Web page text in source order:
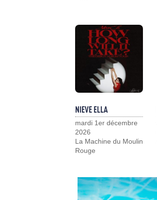
NIEVE ELLA
mardi 1er décembre
2026
La Machine du Moulin
Rouge